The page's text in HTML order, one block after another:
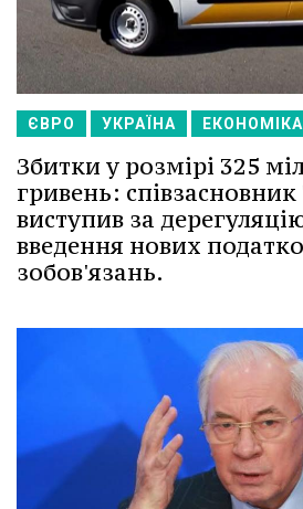
ЄВРО УКРАЇНА ЕКОНОМІКА
Збитки у розмірі 325
гривень:
виступив за
введення нових
зобов'язань.